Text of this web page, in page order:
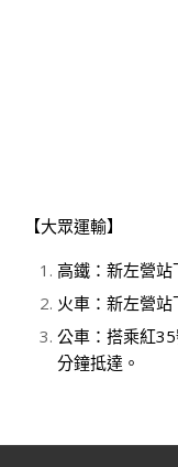
【大眾運輸】
高鐵：新左營站
火車：新左營站
公車：搭乘紅
分鐘抵達。